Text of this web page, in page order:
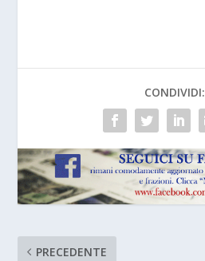
CONDIVIDI:
PRECEDENTE